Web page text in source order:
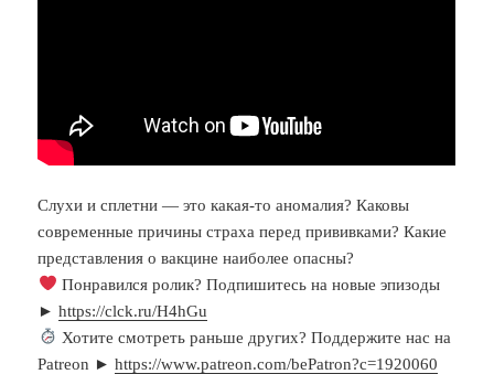
Слухи и сплетни — это какая-то аномалия? Каковы
современные причины страха перед прививками? Какие
представления о вакцине наиболее опасны?
Понравился ролик? Подпишитесь на новые эпизоды
►https://clck.ru/H4hGu
Хотите смотреть раньше других? Поддержите нас на
Patreon ►https://www.patreon.com/bePatron?c=1920060